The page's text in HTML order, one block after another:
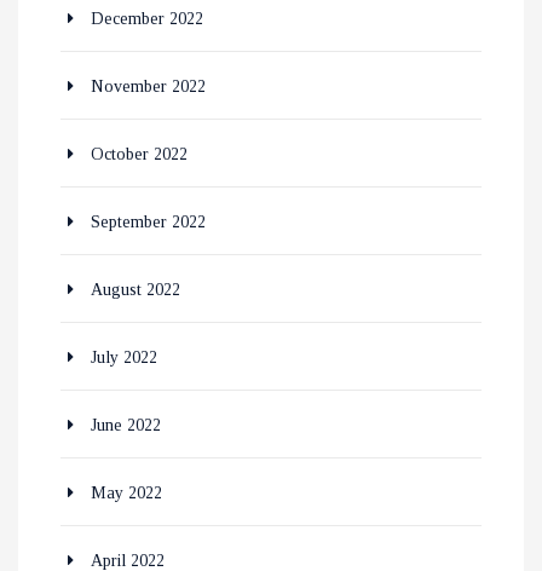
December 2022
November 2022
October 2022
September 2022
August 2022
July 2022
June 2022
May 2022
April 2022